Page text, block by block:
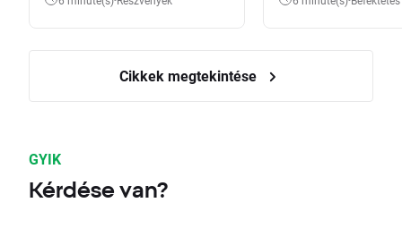
Cikkek megtekintése
GYIK
Kérdése van?